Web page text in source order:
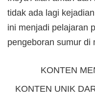
tidak ada lagi
ini menjadi pelajaran
pengeboran sumur di
KONTEN
KONTEN UNIK